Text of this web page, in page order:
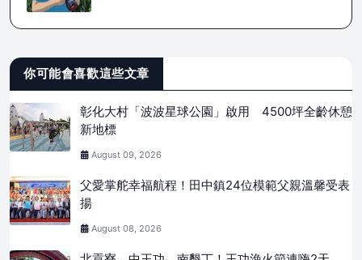
你可能會喜歡這些文章
彰化大村「波波星球公園」啟用 4500坪全齡休憩
新地標
August 09, 2026
父愛掌舵幸福航程！田中鎮24位模範父親溫馨受表
揚
August 08, 2026